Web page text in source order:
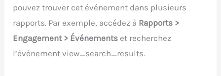
pouvez trouver cet événement dans plusieurs
rapports. Par exemple, accédez à Rapports >
Engagement > Événements et recherchez
l’événement view_search_results.